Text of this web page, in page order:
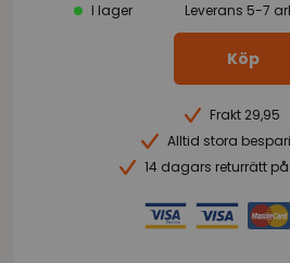
I lager
Leverans 5-7
Köp
Frakt 29,95
Alltid stora
14 dagars returrätt